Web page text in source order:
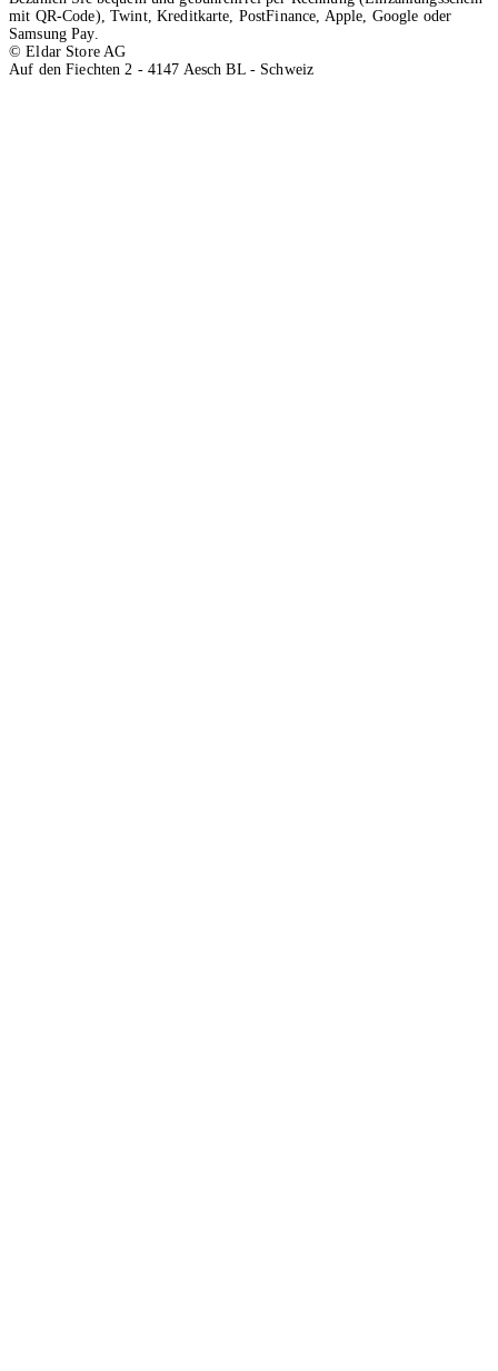
mit QR-Code), Twint, Kreditkarte, PostFinance, Apple, Google oder
Samsung Pay.
© Eldar Store AG
Auf den Fiechten 2 - 4147 Aesch BL - Schweiz